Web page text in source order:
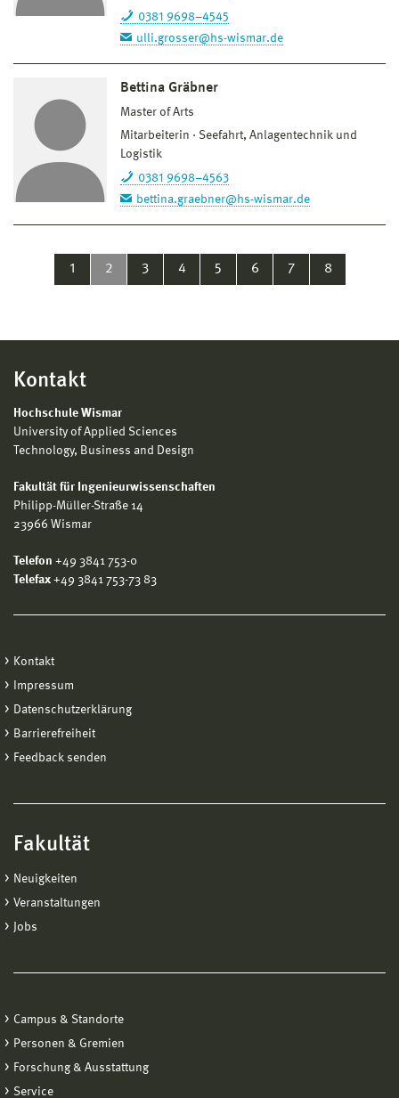
0381 9698–4545
ulli.grosser@hs-wismar.de
Bettina Gräbner
Master of Arts
Mitarbeiterin
Seefahrt, Anlagentechnik und
Logistik
0381 9698–4563
bettina.graebner@hs-wismar.de
1 2 3 4 5 6 7 8
Kontakt
Hochschule Wismar
University of Applied Sciences
Technology, Business and Design
Fakultät für Ingenieurwissenschaften
Philipp-Müller-Straße 14
23966 Wismar
Telefon +49 3841 753-0
Telefax +49 3841 753-73 83
Kontakt
Impressum
Datenschutzerklärung
Barrierefreiheit
Feedback senden
Fakultät
Neuigkeiten
Veranstaltungen
Jobs
Campus & Standorte
Personen & Gremien
Forschung & Ausstattung
Service